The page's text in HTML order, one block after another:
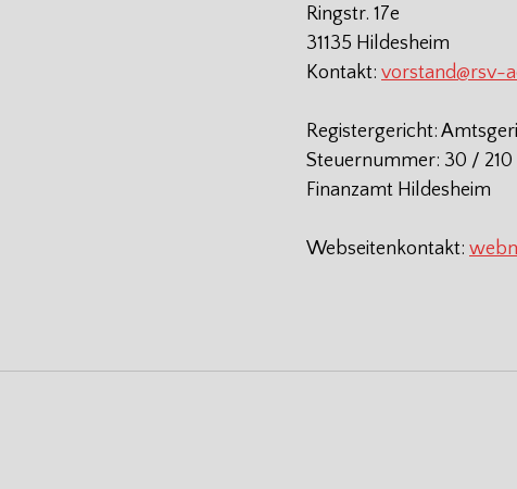
Ringstr. 17e
31135 Hildesheim
Kontakt: vorstand@rsv-
Registergericht:
Steuernummer: 30 / 210
Finanzamt Hildesheim
Webseitenkontakt: